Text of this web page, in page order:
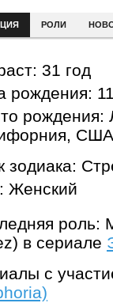
РОЛИ
31 год
рождения:
рождения:
США
зодиака:
Женский
роль:
в сериале
с